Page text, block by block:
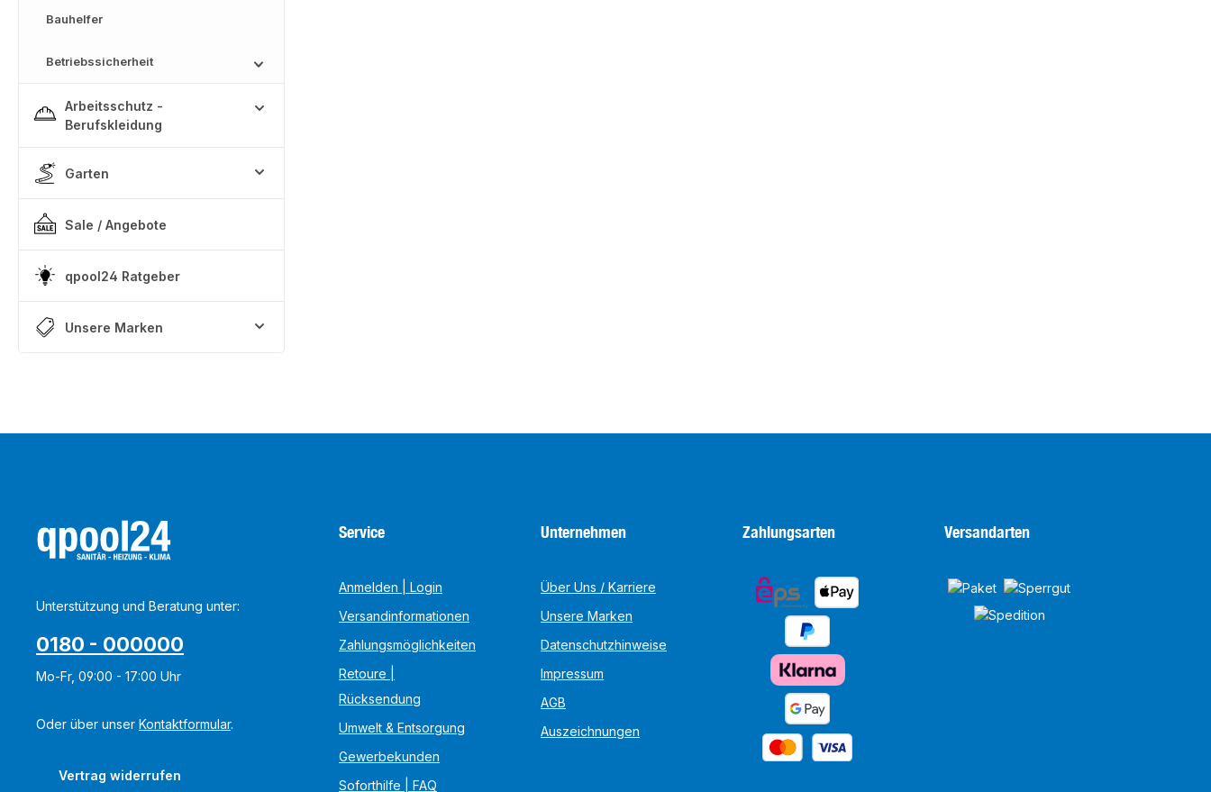
Bauhelfer
Betriebssicherheit
Arbeitsschutz -
Berufskleidung
Garten
Sale / Angebote
qpool24 Ratgeber
Unsere Marken
Unterstützung und Beratung unter:
0180 - 000000
Mo-Fr, 09:00 - 17:00 Uhr
Oder über unser Kontaktformular.
Vertrag widerrufen
Service
Anmelden | Login
Versandinformationen
Zahlungsmöglichkeiten
Retoure |
Rücksendung
Umwelt & Entsorgung
Gewerbekunden
Soforthilfe | FAQ
Unternehmen
Über Uns / Karriere
Unsere Marken
Datenschutzhinweise
Impressum
AGB
Auszeichnungen
Zahlungsarten Versandarten